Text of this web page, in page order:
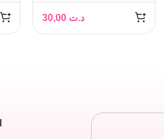
Filles 250ml
د.ت